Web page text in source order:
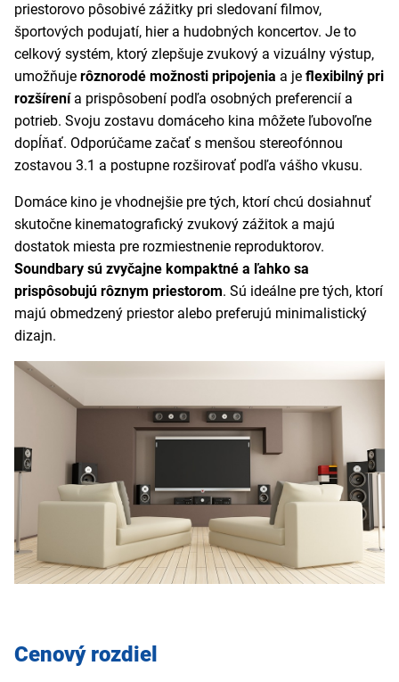
priestorovo pôsobivé zážitky pri sledovaní filmov,
športových podujatí, hier a hudobných koncertov. Je to
celkový systém, ktorý zlepšuje zvukový a vizuálny výstup,
umožňuje rôznorodé možnosti pripojenia a je flexibilný pri
rozšírenía prispôsobení podľa osobných preferencií a
potrieb. Svoju zostavu domáceho kina môžete ľubovoľne
dopĺňať. Odporúčame začať s menšou stereofónnou
zostavou 3.1 a postupne rozširovať podľa vášho vkusu.
Domáce kino je vhodnejšie pre tých, ktorí chcú dosiahnuť
skutočne kinematografický zvukový zážitok a majú
dostatok miesta pre rozmiestnenie reproduktorov.
Soundbary sú zvyčajne kompaktné a ľahko sa
prispôsobujú rôznym priestorom. Sú ideálne pre tých, ktorí
majú obmedzený priestor alebo preferujú minimalistický
dizajn.
Cenový rozdiel